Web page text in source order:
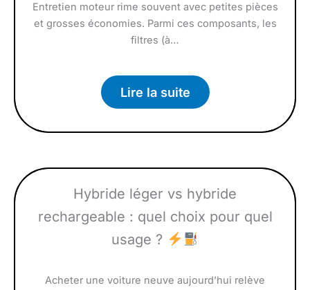
Entretien moteur rime souvent avec petites pièces
et grosses économies. Parmi ces composants, les
filtres (à…
Lire la suite
Hybride léger vs hybride
rechargeable : quel choix pour quel
usage ?
Acheter une voiture neuve aujourd’hui relève